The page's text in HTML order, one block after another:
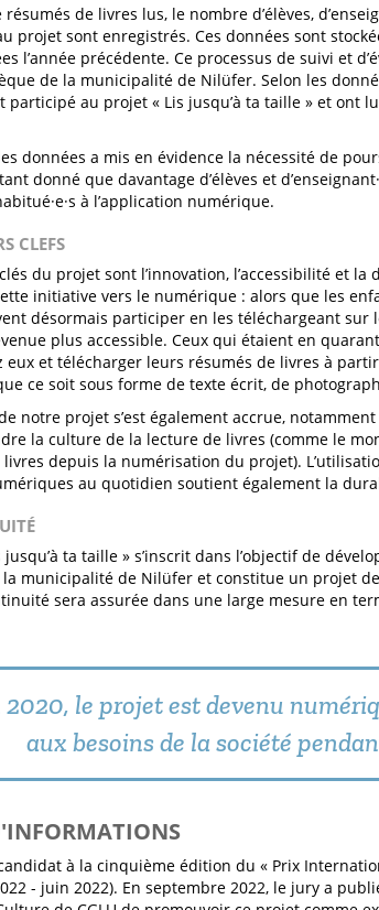
de livres lus, le nombre d’élèves,
projet sont enregistrés. Ces données sont
l’année précédente. Ce processus de suivi et
de la municipalité de Nilüfer. Selon les
participé au projet « Lis jusqu’à ta taille » et ont
données a mis en évidence la nécessité de
donné que davantage d’élèves et
à l’application numérique.
CLEFS
du projet sont l’innovation, l’accessibilité et
initiative vers le numérique : alors que les
désormais participer en les téléchargeant sur
plus accessible. Ceux qui étaient en
eux et télécharger leurs résumés de livres à
ce soit sous forme de texte écrit, de
notre projet s’est également accrue,
la culture de la lecture de livres (comme le
depuis la numérisation du projet).
au quotidien soutient également la
jusqu’à ta taille » s’inscrit dans l’objectif de
la municipalité de Nilüfer et constitue un projet
sera assurée dans une large mesure en
2020, le projet est devenu
aux besoins de la société
à la cinquième édition du « Prix
- juin 2022). En septembre 2022, le jury a